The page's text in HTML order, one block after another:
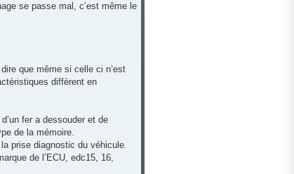
se passe mal, c’est même le
que même si celle ci n’est
diffèrent en
fer a dessouder et de
de la mémoire.
prise diagnostic du véhicule.
de l’ECU, edc15, 16,